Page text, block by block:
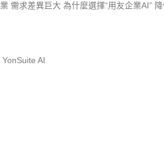
需求差異巨大 為什麼選擇“用友企業AI”
AI